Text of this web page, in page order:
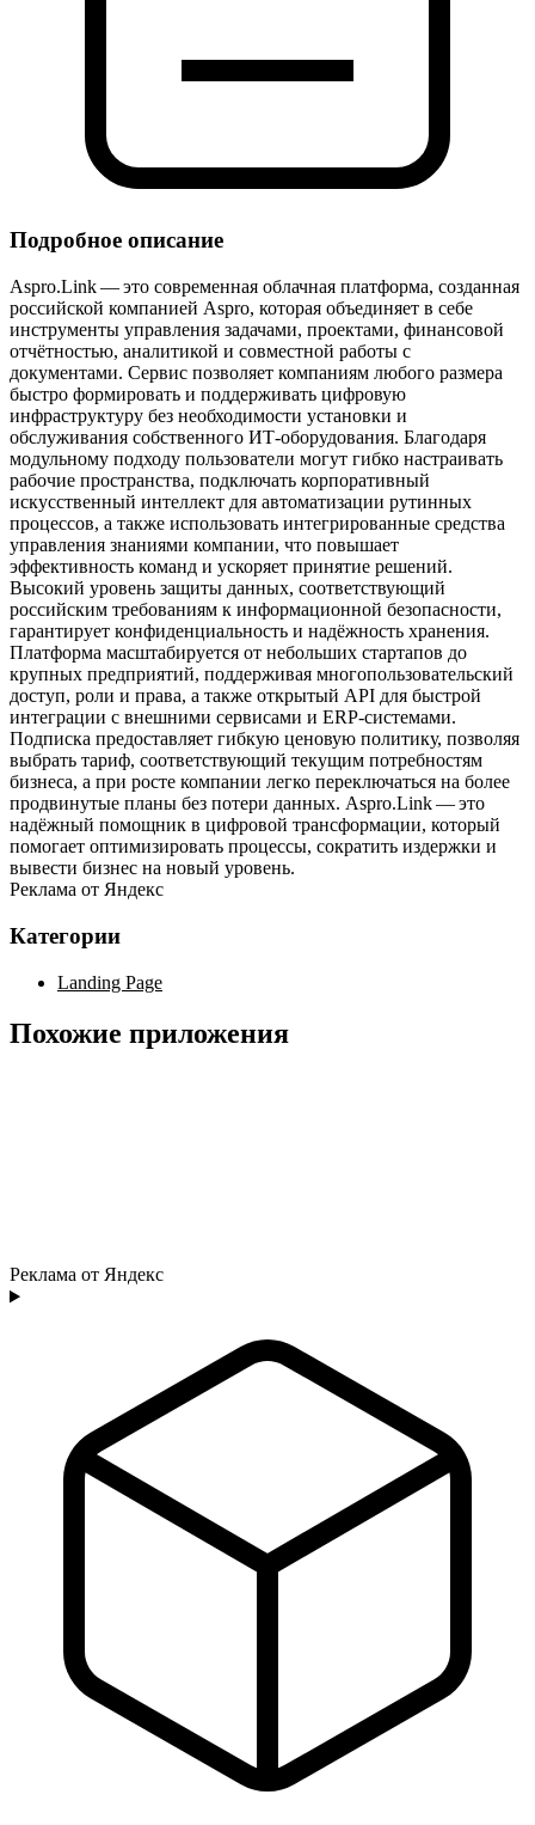
Подробное описание
Aspro.Link — это современная облачная платформа, созданная
российской компанией Aspro, которая объединяет в себе
инструменты управления задачами, проектами, финансовой
отчётностью, аналитикой и совместной работы с
документами. Сервис позволяет компаниям любого размера
быстро формировать и поддерживать цифровую
инфраструктуру без необходимости установки и
обслуживания собственного ИТ‑оборудования. Благодаря
модульному подходу пользователи могут гибко настраивать
рабочие пространства, подключать корпоративный
искусственный интеллект для автоматизации рутинных
процессов, а также использовать интегрированные средства
управления знаниями компании, что повышает
эффективность команд и ускоряет принятие решений.
Высокий уровень защиты данных, соответствующий
российским требованиям к информационной безопасности,
гарантирует конфиденциальность и надёжность хранения.
Платформа масштабируется от небольших стартапов до
крупных предприятий, поддерживая многопользовательский
доступ, роли и права, а также открытый API для быстрой
интеграции с внешними сервисами и ERP‑системами.
Подписка предоставляет гибкую ценовую политику, позволяя
выбрать тариф, соответствующий текущим потребностям
бизнеса, а при росте компании легко переключаться на более
продвинутые планы без потери данных. Aspro.Link — это
надёжный помощник в цифровой трансформации, который
помогает оптимизировать процессы, сократить издержки и
вывести бизнес на новый уровень.
Реклама от Яндекс
Категории
Landing Page
Похожие приложения
Реклама от Яндекс